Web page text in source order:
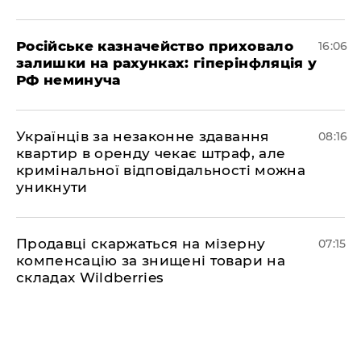
Російське казначейство приховало
залишки на рахунках: гіперінфляція у
РФ неминуча
16:06
Українців за незаконне здавання
квартир в оренду чекає штраф, але
кримінальної відповідальності можна
уникнути
08:16
Продавці скаржаться на мізерну
компенсацію за знищені товари на
складах Wildberries
07:15